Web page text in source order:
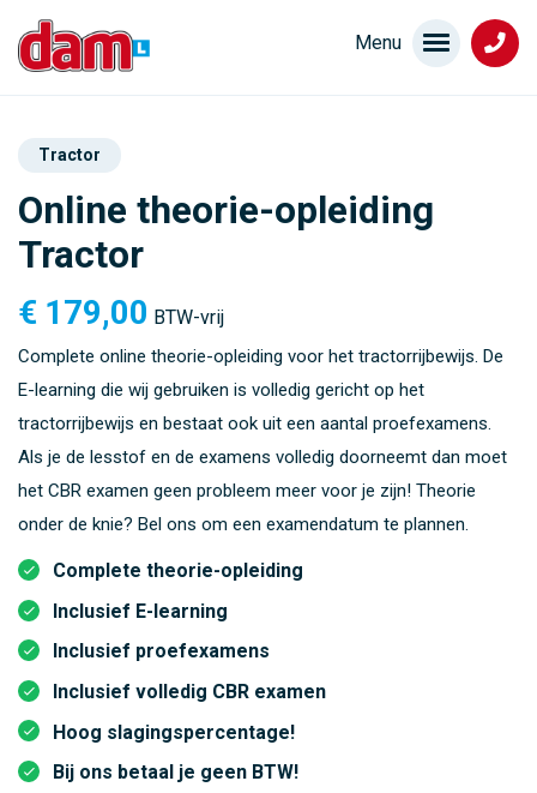
Tractor
Online theorie-opleiding
Tractor
€ 179,00 BTW-vrij
Complete online theorie-opleiding voor het tractorrijbewijs. De
E-learning die wij gebruiken is volledig gericht op het
tractorrijbewijs en bestaat ook uit een aantal proefexamens.
Als je de lesstof en de examens volledig doorneemt dan moet
het CBR examen geen probleem meer voor je zijn! Theorie
onder de knie? Bel ons om een examendatum te plannen.
Complete theorie-opleiding
Inclusief E-learning
Inclusief proefexamens
Inclusief volledig CBR examen
Hoog slagingspercentage!
Bij ons betaal je geen BTW!